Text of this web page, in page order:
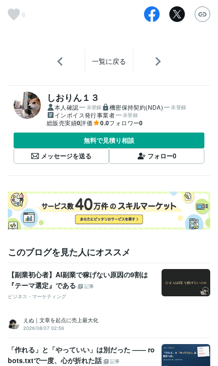
8
一覧に戻る
しおりん１３
本人確認 未登録 機密保持契約(NDA) 未登録
インボイス発行事業者 未登録
総販売実績0評価 0.0フォロワー0
無料で見積り相談
メッセージを送る
フォロー0
このブログを見た人にオススメ
【副業初心者】AI副業で稼げない原因の9割は
『テーマ選定』である
記事
ビジネス・マーケティング
えぬ｜文章を起点に売上最大化
2026/08/07 02:56
「作れる」と「やっていい」は別だった —— ro
bots.txtで一度、心が折れた話
記事